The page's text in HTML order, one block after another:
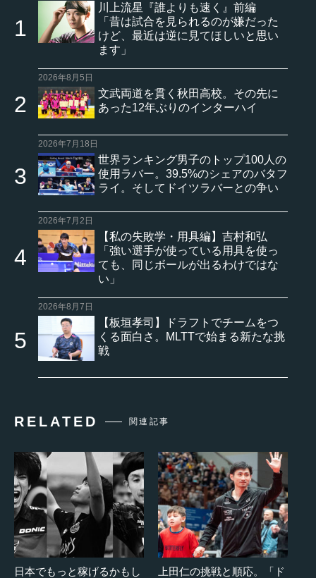
川上流星『誰よりも速く』前編
「昔は試合を見られるのが嫌だった
けど、最近は逆に見てほしいと思い
ます」
2026年8月5日
文武両道を貫く秋田高校。その先に
あった12年ぶりのインターハイ
2026年7月18日
世界ランキング男子のトップ100人の
使用ラバー。39.5%のシェアのバタフ
ライ。そしてドイツラバーとの争い
2026年7月2日
【私の失敗学・用具編】吉村和弘
「強い選手が使っている用具を使っ
ても、同じボールが出るわけではな
い」
2026年8月7日
【板垣孝司】ドラフトでチームをつ
くる面白さ。MLTTで始まる新たな挑
戦
RELATED 関連記事
日本でもっと稼げるかもし
上田仁の挑戦と順応。「ド